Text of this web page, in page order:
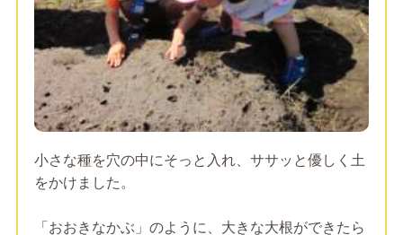
小さな種を穴の中にそっと入れ、ササッと優しく土
をかけました。
「おおきなかぶ」のように、大きな大根ができたら